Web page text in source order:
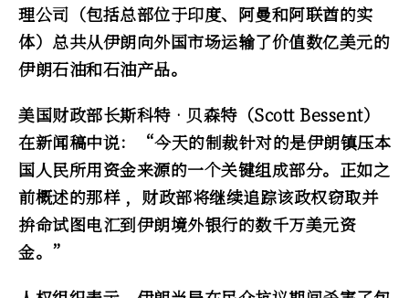
理公司（包括总部位于印度、阿曼和阿联酋的实
体）总共从伊朗向外国市场运输了价值数亿美元的
伊朗石油和石油产品。
美国财政部长斯科特‧贝森特（Scott Bessent）
在新闻稿中说：“今天的制裁针对的是伊朗镇压本
国人民所用资金来源的一个关键组成部分。正如之
前概述的那样 ，财政部将继续追踪该政权窃取并
拚命试图电汇到伊朗境外银行的数千万美元资
金。”